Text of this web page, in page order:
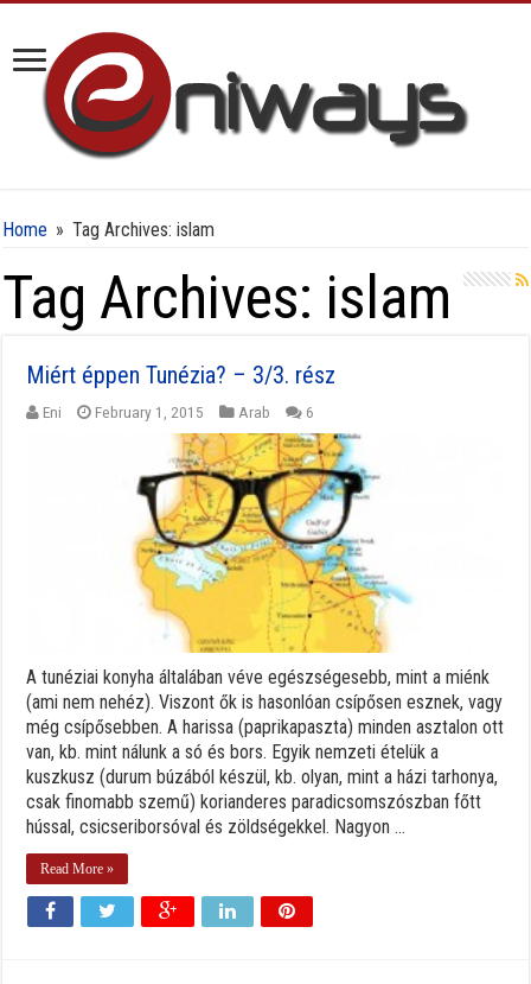
Home » Tag Archives: islam
Tag Archives: islam
Miért éppen Tunézia? – 3/3. rész
Eni February 1, 2015 Arab 6
A tunéziai konyha általában véve egészségesebb, mint a miénk
(ami nem nehéz). Viszont ők is hasonlóan csípősen esznek, vagy
még csípősebben. A harissa (paprikapaszta) minden asztalon ott
van, kb. mint nálunk a só és bors. Egyik nemzeti ételük a
kuszkusz (durum búzából készül, kb. olyan, mint a házi tarhonya,
csak finomabb szemű) korianderes paradicsomszószban főtt
hússal, csicseriborsóval és zöldségekkel. Nagyon ...
Read More »